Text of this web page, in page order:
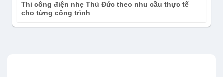
Thi công điện nhẹ Thủ Đức theo nhu cầu thực tế
cho từng công trình